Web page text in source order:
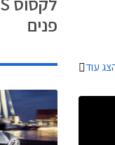
עוד
פנים